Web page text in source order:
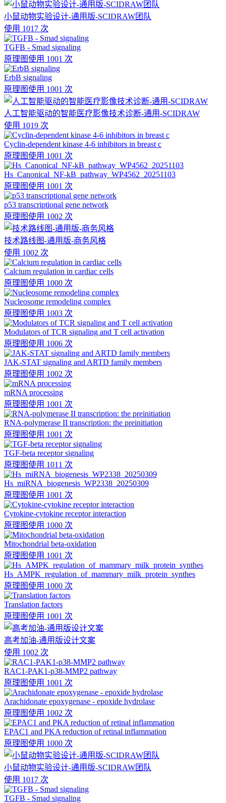
小鼠动物实验设计-通用版-SCIDRAW团队
使用 1017 次
TGFB - Smad signaling
原理图使用 1001 次
ErbB signaling
原理图使用 1001 次
人工智能驱动的智能医疗影像技术诊断-通用-SCIDRAW
使用 1019 次
Cyclin-dependent kinase 4-6 inhibitors in breast c
原理图使用 1001 次
Hs_Canonical_NF-kB_pathway_WP4562_20251103
原理图使用 1001 次
p53 transcriptional gene network
原理图使用 1002 次
技术路线图-通用版-商务风格
使用 1002 次
Calcium regulation in cardiac cells
原理图使用 1000 次
Nucleosome remodeling complex
原理图使用 1003 次
Modulators of TCR signaling and T cell activation
原理图使用 1006 次
JAK-STAT signaling and ARTD family members
原理图使用 1002 次
mRNA processing
原理图使用 1001 次
RNA-polymerase II transcription: the preinitiation
原理图使用 1001 次
TGF-beta receptor signaling
原理图使用 1011 次
Hs_miRNA_biogenesis_WP2338_20250309
原理图使用 1001 次
Cytokine-cytokine receptor interaction
原理图使用 1000 次
Mitochondrial beta-oxidation
原理图使用 1001 次
Hs_AMPK_regulation_of_mammary_milk_protein_synthes
原理图使用 1000 次
Translation factors
原理图使用 1001 次
高考加油-通用版设计文案
使用 1002 次
RAC1-PAK1-p38-MMP2 pathway
原理图使用 1001 次
Arachidonate epoxygenase - epoxide hydrolase
原理图使用 1002 次
EPAC1 and PKA reduction of retinal inflammation
原理图使用 1000 次
小鼠动物实验设计-通用版-SCIDRAW团队
使用 1017 次
TGFB - Smad signaling